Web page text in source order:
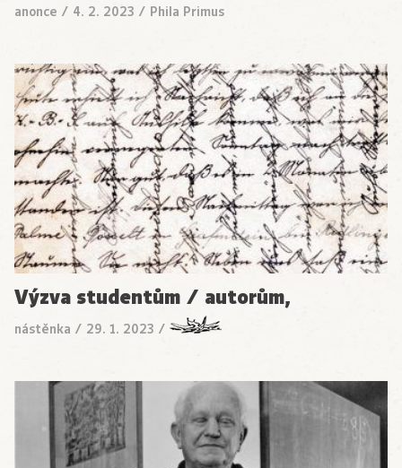
anonce / 4. 2. 2023 / Phila Primus
Výzva studentům / autorům,
nástěnka / 29. 1. 2023 /